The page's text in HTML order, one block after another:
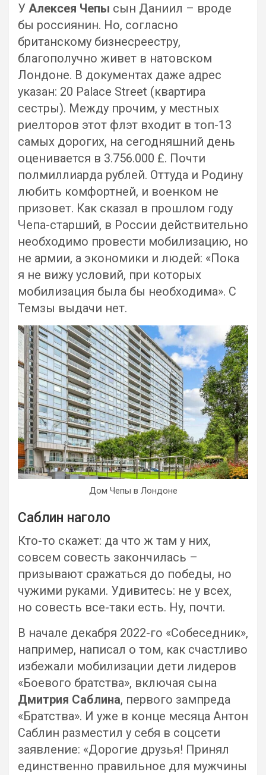
У Алексея Чепы сын Даниил – вроде
бы россиянин. Но, согласно
британскому бизнесреестру,
благополучно живет в натовском
Лондоне. В документах даже адрес
указан: 20 Palace Street (квартира
сестры). Между прочим, у местных
риелторов этот флэт входит в топ-13
самых дорогих, на сегодняшний день
оценивается в 3.756.000 £. Почти
полмиллиарда рублей. Оттуда и Родину
любить комфортней, и военком не
призовет. Как сказал в прошлом году
Чепа-старший, в России действительно
необходимо провести мобилизацию, но
не армии, а экономики и людей: «Пока
я не вижу условий, при которых
мобилизация была бы необходима». С
Темзы выдачи нет.
Дом Чепы в Лондоне
Саблин наголо
Кто-то скажет: да что ж там у них,
совсем совесть закончилась –
призывают сражаться до победы, но
чужими руками. Удивитесь: не у всех,
но совесть все-таки есть. Ну, почти.
В начале декабря 2022-го «Собеседник»,
например, написал о том, как счастливо
избежали мобилизации дети лидеров
«Боевого братства», включая сына
Дмитрия Саблина, первого зампреда
«Братства». И уже в конце месяца Антон
Саблин разместил у себя в соцсети
заявление: «Дорогие друзья! Принял
единственно правильное для мужчины